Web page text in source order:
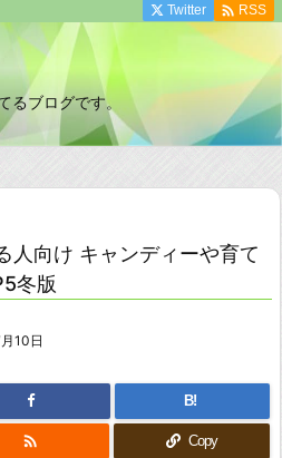
るブログです。
Twitter  RSS
人向け キャンディーや育て
冬版
10日
B!
 Copy